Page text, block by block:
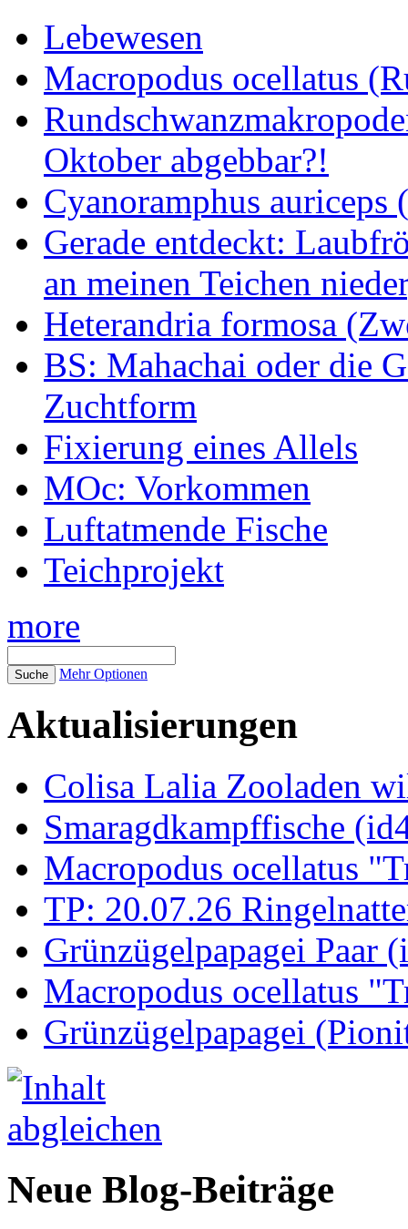
Lebewesen
Macropodus ocellatus
Oktober abgebbar?!
Cyanoramphus
Gerade entdeckt:
an meinen Teichen
Heterandria formosa
BS: Mahachai oder die
Zuchtform
Fixierung eines Allels
MOc: Vorkommen
Luftatmende Fische
Teichprojekt
more
Mehr Optionen
Aktualisierungen
Colisa Lalia Zooladen
Smaragdkampffische
Macropodus ocellatus
TP: 20.07.26
Grünzügelpapagei Paar
Macropodus ocellatus
Grünzügelpapagei
Neue Blog-Beiträge